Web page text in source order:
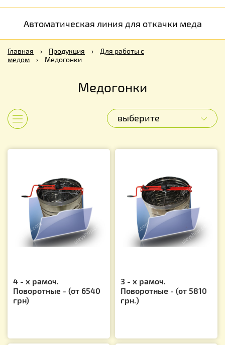
Автоматическая линия для откачки меда
Главная › Продукция ›
Для работы с
медом
› Медогонки
Медогонки
выберите
4 - х рамоч.
Поворотные - (от 6540
грн)
3 - х рамоч.
Поворотные - (от 5810
грн.)